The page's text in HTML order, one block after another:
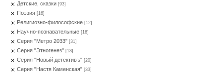
Детские, сказки [93]
Поэзия [16]
Религиозно-философские [12]
Научно-познавательные [16]
Серия "Метро 2033" [31]
Серия "Этногенез" [18]
Серия "Новый детективъ" [20]
Серия "Настя Каменская" [33]